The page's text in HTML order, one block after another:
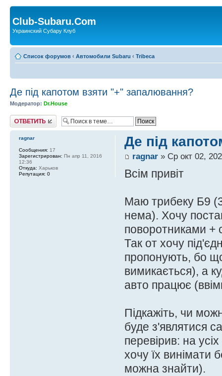
Club-Subaru.Com
Украинский Субару Клуб
Список форумов ‹ Автомобили Subaru ‹ Tribeca
Де під капотом взяти "+" запалювання?
Модератор: Dr.House
Ответить
Де під
ragnar» Ср окт 02,
Всім привіт
Маю трибеку Б9
нема). Хочу
поворотниками +
Так от хочу
пропонують, бо
вимикається), а
авто працює
Підкажіть, чи
буде з'являтися
перевірив: на
хочу їх винімати
можна знайти).
ragnar
Сообщения: 17
Зарегистрирован: Пн апр 11, 2016
12:36
Откуда: Харьков
Репутация: 0